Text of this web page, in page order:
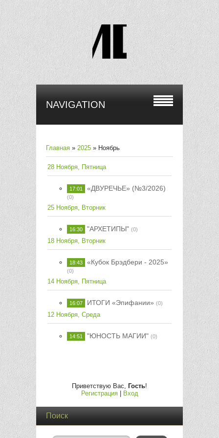
NAVIGATION
Главная » 2025 » Ноябрь
28 Ноября, Пятница
17:01 «ДВУРЕЧЬЕ» (№3/2026)
(0)
25 Ноября, Вторник
16:30 "АРХЕТИПЫ" (0)
18 Ноября, Вторник
18:43 «Кубок Брэдбери - 2025»
(0)
14 Ноября, Пятница
16:07 ИТОГИ «Эпифании» (0)
12 Ноября, Среда
14:51 "ЮНОСТЬ МАГИИ" (0)
Приветствую Вас, Гость!
Регистрация| Вход
Поиск